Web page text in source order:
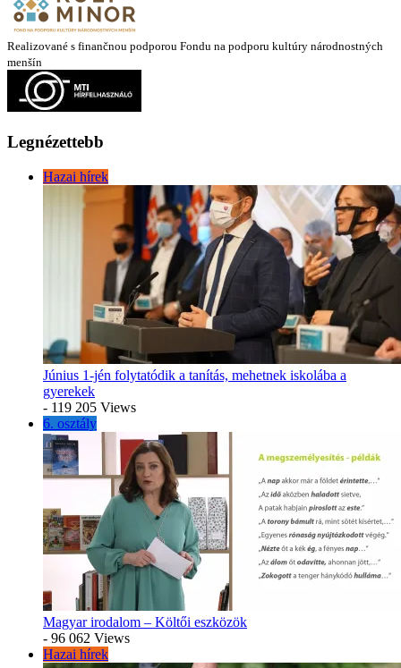
Realizované s finančnou podporou Fondu na podporu kultúry národnostných
menšín
Legnézettebb
Hazai hírek
Június 1-jén folytatódik a tanítás, mehetnek iskolába a
gyerekek
- 119 205 Views
6. osztály
Magyar irodalom – Költői eszközök
- 96 062 Views
Hazai hírek